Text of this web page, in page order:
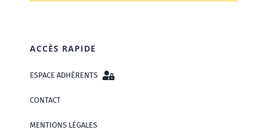
ACCÈS RAPIDE
ESPACE ADHÉRENTS
CONTACT
MENTIONS LÉGALES